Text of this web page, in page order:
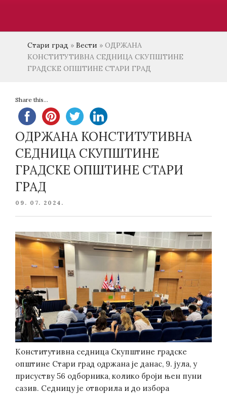
Стари град » Вести » ОДРЖАНА
КОНСТИТУТИВНА СЕДНИЦА СКУПШТИНЕ
ГРАДСКЕ ОПШТИНЕ СТАРИ ГРАД
Share this...
ОДРЖАНА КОНСТИТУТИВНА
СЕДНИЦА СКУПШТИНЕ
ГРАДСКЕ ОПШТИНЕ СТАРИ
ГРАД
POSTED
09. 07. 2024.
Kонститутивна седница Скупштине градске
општине Стари град одржана је данас, 9. јула, у
присуству 56 одборника, колико броји њен пуни
сазив. Седницу је отворила и до избора